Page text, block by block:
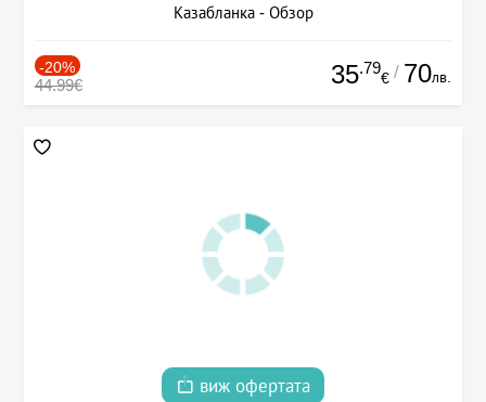
Казабланка - Обзор
-20%
44.99€ 35.79
€ / 70лв.
виж офертата